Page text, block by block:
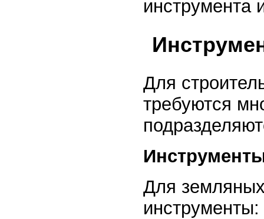
инструмента
Для
требуются
Для
инструменты: